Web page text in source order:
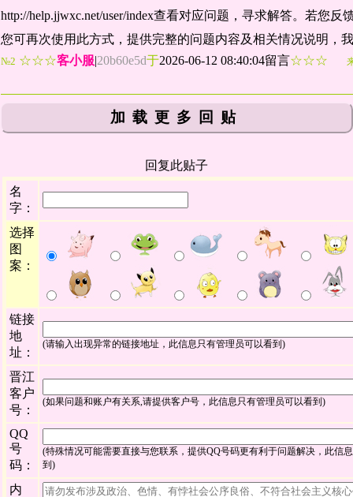
http://help.jjwxc.net/user/index查看对应问题，寻求解答。若您
您可再次使用此方式，提供完整的问题内容及相关情况说明，
№2 ☆☆☆客小服|20b60e5d于2026-06-12 08:40:04留言☆☆☆
加载更多回贴
回复此贴子
名
字：
选择
图
案：
链接
地
址：
(请输入出现异常的链接地址，此信息只有管理员可以看到)
晋江
客户
号：
(如果问题和账户有关系,请提供客户号，此信息只有管理员可以看到)
QQ
号
码：
(特殊情况可能需要直接与您联系，提供QQ号码更有利于问题解决，此信
到)
内